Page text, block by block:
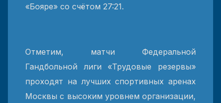
«Бояре» со счётом 27:21.
Отметим, матчи Федеральной
Гандбольной лиги «Трудовые резервы»
проходят на лучших спортивных аренах
Москвы с высоким уровнем организации,